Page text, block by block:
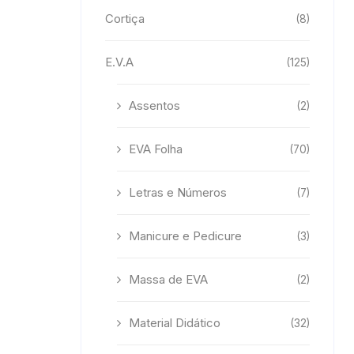
Cortiça (8)
E.V.A (125)
Assentos (2)
EVA Folha (70)
Letras e Números (7)
Manicure e Pedicure (3)
Massa de EVA (2)
Material Didático (32)